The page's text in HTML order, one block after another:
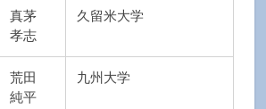
真茅
孝志
久留米大学
荒田
純平
九州大学